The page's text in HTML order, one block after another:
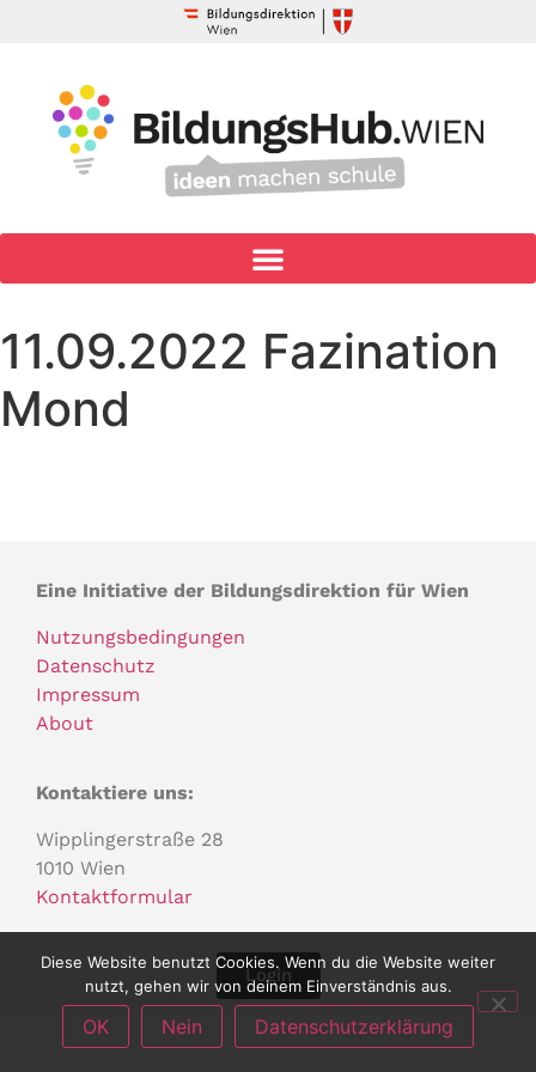
11.09.2022 Fazination
Mond
Eine Initiative der Bildungsdirektion für Wien
Nutzungsbedingungen
Datenschutz
Impressum
About
Kontaktiere uns:
Wipplingerstraße 28
1010 Wien
Kontaktformular
Login
Diese Website benutzt Cookies. Wenn du die Website weiter
nutzt, gehen wir von deinem Einverständnis aus.
OK Nein Datenschutzerklärung